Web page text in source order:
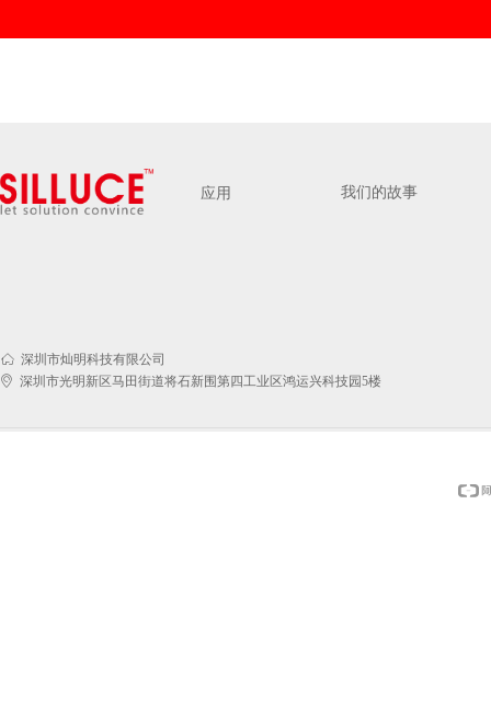
ꀷ 深圳市光明新区马田街道将石新围第四工业区鸿运兴科技园5楼
我们的故事
应用
ꀇ 深圳市灿明科技有限公司